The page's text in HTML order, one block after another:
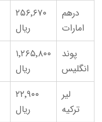
درهم
امارات
۲۵۶٬۶۷۰
ریال
پوند
انگلیس
۱٬۲۶۵٬۸۰۰
ریال
لیر
ترکیه
۲۲٬۹۰۰
ریال